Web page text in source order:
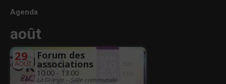
Agenda
août
29
AOÛT
Forum des
associations
10:00 - 13:00
La Grange – Salle communale